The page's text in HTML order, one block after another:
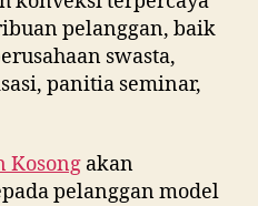
pelanggan, baik
swasta,
panitia seminar,
Kosong akan
pelanggan model